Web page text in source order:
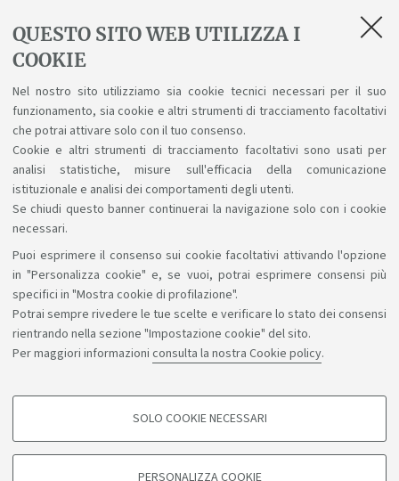
QUESTO SITO WEB UTILIZZA I
COOKIE
Nel nostro sito utilizziamo sia cookie tecnici necessari per il suo
funzionamento, sia cookie e altri strumenti di tracciamento facoltativi
che potrai attivare solo con il tuo consenso.
Cookie e altri strumenti di tracciamento facoltativi sono usati per
analisi statistiche, misure sull'efficacia della comunicazione
istituzionale e analisi dei comportamenti degli utenti.
Se chiudi questo banner continuerai la navigazione solo con i cookie
necessari.
Puoi esprimere il consenso sui cookie facoltativi attivando l'opzione
in "Personalizza cookie" e, se vuoi, potrai esprimere consensi più
specifici in "Mostra cookie di profilazione".
Potrai sempre rivedere le tue scelte e verificare lo stato dei consensi
rientrando nella sezione "Impostazione cookie" del sito.
Per maggiori informazioni consulta la nostra Cookie policy.
COOKIE DI PROFILAZIONE - FACOLTATIVI
SOLO COOKIE NECESSARI
PERSONALIZZA COOKIE
acquisite.
Le attività didattiche integrative, i laboratori, il
tutoraggio e le esercitazioni e il tirocinio pratico
valutativo permettono di valutare e monitorare la
qualità dell'apprendimento sia da parte dello studente
che dei docenti.
Sosteniamo il diritto alla conoscenza
Seguici su: